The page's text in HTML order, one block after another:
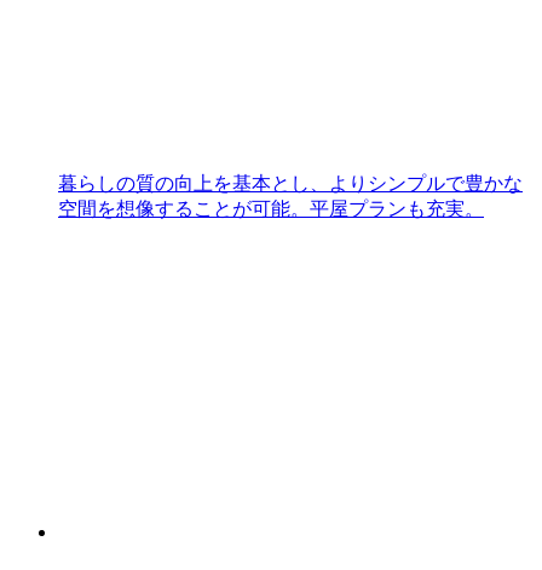
暮らしの質の向上を基本とし、よりシンプルで豊かな
空間を想像することが可能。平屋プランも充実。